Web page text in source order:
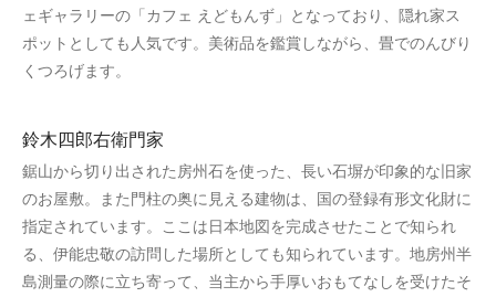
ェギャラリーの「カフェ えどもんず」となっており、隠れ家ス
ポットとしても人気です。美術品を鑑賞しながら、畳でのんびり
くつろげます。
鈴木四郎右衛門家
鋸山から切り出された房州石を使った、長い石塀が印象的な旧家
のお屋敷。また門柱の奥に見える建物は、国の登録有形文化財に
指定されています。ここは日本地図を完成させたことで知られ
る、伊能忠敬の訪問した場所としても知られています。地房州半
島測量の際に立ち寄って、当主から手厚いおもてなしを受けたそ